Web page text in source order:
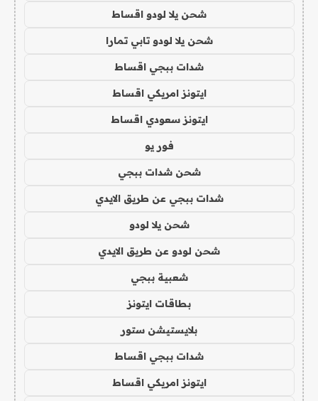
شحن يلا لودو اقساط
شحن يلا لودو تابي تمارا
شدات ببجي اقساط
ايتونز امريكي اقساط
ايتونز سعودي اقساط
فور يو
شحن شدات ببجي
شدات ببجي عن طريق الايدي
شحن يلا لودو
شحن لودو عن طريق الايدي
شعبية ببجي
بطاقات ايتونز
بلايستيشن ستور
شدات ببجي اقساط
ايتونز امريكي اقساط